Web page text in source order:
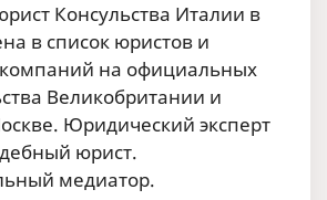
Консульства Италии в
в список юристов и
на официальных
Великобритании и
Юридический эксперт
юрист.
медиатор.